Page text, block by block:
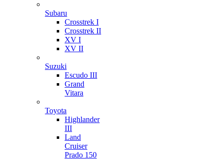
Subaru
Crosstrek I
Crosstrek II
XV I
XV II
Suzuki
Escudo III
Grand
Vitara
Toyota
Highlander
III
Land
Cruiser
Prado 150